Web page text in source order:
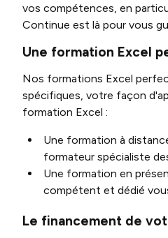
vos compétences, en
Continue est là pour vous
Une formation Excel
Nos formations Excel
spécifiques, votre façon
formation Excel :
Une formation à
formateur spécialiste
Une formation en
compétent et dédié
Le financement de